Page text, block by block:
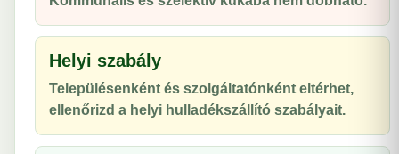
Helyi szabály
Településenként és szolgáltatónként eltérhet,
ellenőrizd a helyi hulladékszállító szabályait.